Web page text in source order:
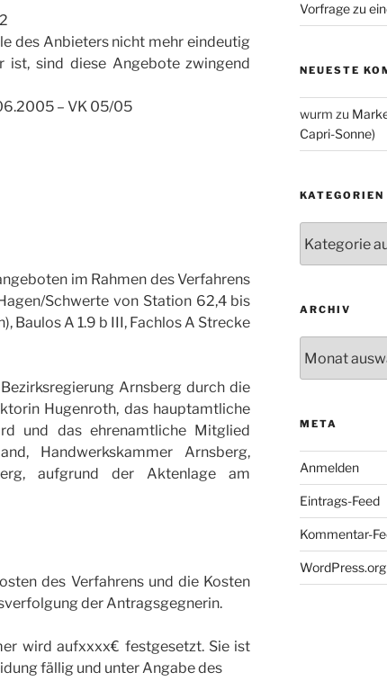
des Anbieters nicht mehr eindeutig
ist, sind diese Angebote zwingend
– VK 05/05
im Rahmen des Verfahrens
Schwerte von Station 62,4 bis
Baulos A 1.9 b III, Fachlos A Strecke
Arnsberg durch die
Hugenroth, das hauptamtliche
und das ehrenamtliche Mitglied
Handwerkskammer Arnsberg,
aufgrund der Aktenlage am
des Verfahrens und die Kosten
der Antragsgegnerin.
wird aufxxxx€ festgesetzt. Sie ist
fällig und unter Angabe des
Vorfrage zu
NEUESTE
wurm zu
Capri-Sonne)
KATEGORIEN
ARCHIV
META
Anmelden
Eintrags-Feed
Kommentar-
WordPress.org